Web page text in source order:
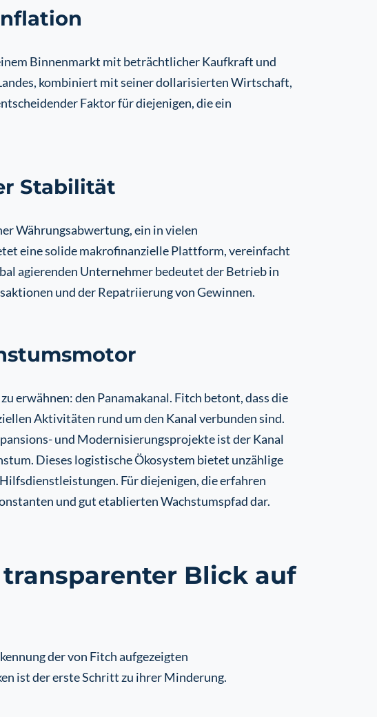
Binnenmarkt mit beträchtlicher Kaufkraft und
kombiniert mit seiner dollarisierten Wirtschaft,
Faktor für diejenigen, die ein
Stabilität
Währungsabwertung, ein in vielen
eine solide makrofinanzielle Plattform, vereinfacht
agierenden Unternehmer bedeutet der Betrieb in
und der Repatriierung von Gewinnen.
erwähnen: den Panamakanal. Fitch betont, dass die
Aktivitäten rund um den Kanal verbunden sind.
und Modernisierungsprojekte ist der Kanal
Dieses logistische Ökosystem bietet unzählige
Für diejenigen, die erfahren
und gut etablierten Wachstumspfad dar.
Blick auf
der von Fitch aufgezeigten
ist der erste Schritt zu ihrer Minderung.